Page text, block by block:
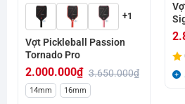
+1
Vợt Pickleball Passion
Tornado Pro
3.650.000₫
Giá
2.000.000₫
Giá
14mm 16mm